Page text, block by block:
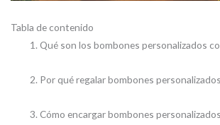
Tabla de contenido
Qué son los bombones personalizados
Por qué regalar bombones
Cómo encargar bombones